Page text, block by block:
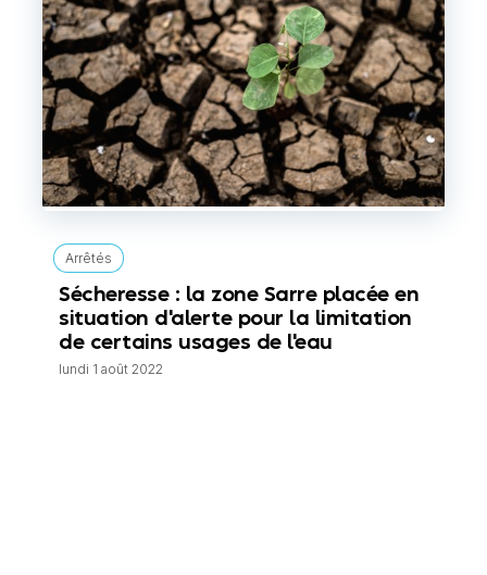
Arrêtés
Sécheresse : la zone Sarre placée en
situation d'alerte pour la limitation
de certains usages de l'eau
lundi 1 août 2022